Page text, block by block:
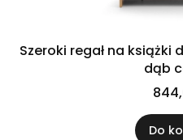
Szeroki regał na książki
dąb
Do